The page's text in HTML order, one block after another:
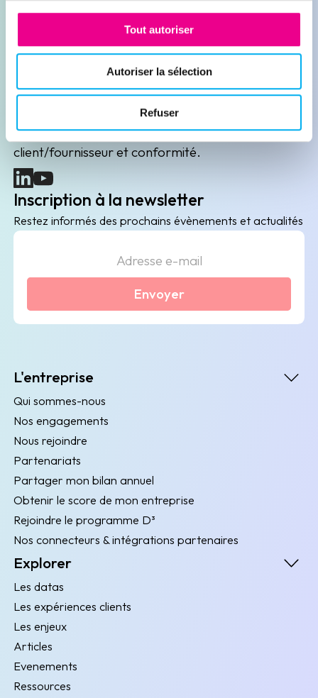
Tout autoriser
Autoriser la sélection
Refuser
Demander une démonstration
Leader de l'information sur les entreprises depuis
plus de 130 ans, ELLISPHERE accompagne les
acteurs économiques dans leurs problématiques
B2B de data marketing, gestion des risques
client/fournisseur et conformité.
(nouvelle fenêtre)
(nouvelle fenêtre)
Inscription à la newsletter
Restez informés des prochains évènements et actualités
Envoyer
L'entreprise
Qui sommes-nous
Nos engagements
Nous rejoindre
Partenariats
Partager mon bilan annuel
Obtenir le score de mon entreprise
Rejoindre le programme D³
Nos connecteurs & intégrations partenaires
Explorer
Les datas
Les expériences clients
Les enjeux
Articles
Evenements
Ressources